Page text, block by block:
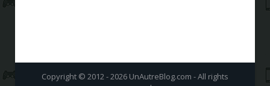
Copyright © 2012 - 2026 UnAutreBlog.com - All rights